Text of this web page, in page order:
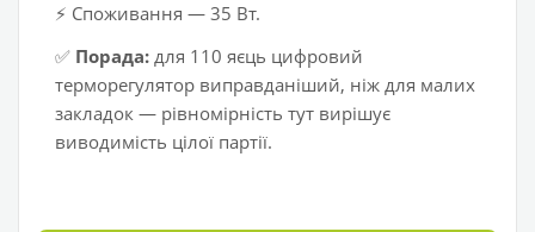
⚡ Споживання — 35 Вт.
✅ Порада: для 110 яєць цифровий
терморегулятор виправданіший, ніж для малих
закладок — рівномірність тут вирішує
виводимість цілої партії.